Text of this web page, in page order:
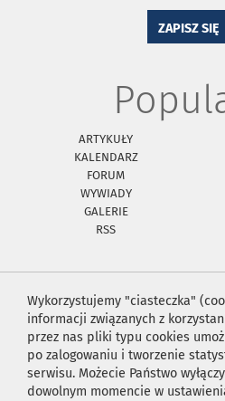
ZAPISZ SIĘ
ARTYKUŁY
KALENDARZ
FORUM
WYWIADY
GALERIE
RSS
Wykorzystujemy "ciasteczka"
informacji związanych z
przez nas pliki typu cookies
po zalogowaniu i tworzenie
serwisu. Możecie Państwo
dowolnym momencie w